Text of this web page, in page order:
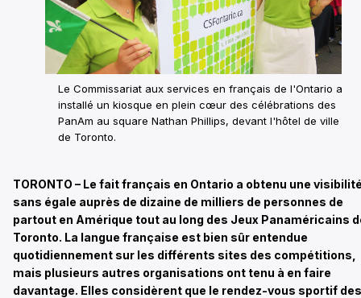
Le Commissariat aux services en français de l'Ontario a
installé un kiosque en plein cœur des célébrations des
PanAm au square Nathan Phillips, devant l'hôtel de ville
de Toronto.
TORONTO – Le fait français en Ontario a obtenu une
sans égale auprès de dizaine de milliers de personnes de
partout en Amérique tout au long des Jeux Panaméricains
Toronto. La langue française est bien sûr entendue
quotidiennement sur les différents sites des compétitions,
mais plusieurs autres organisations ont tenu à en faire
davantage. Elles considèrent que le rendez-vous sportif des